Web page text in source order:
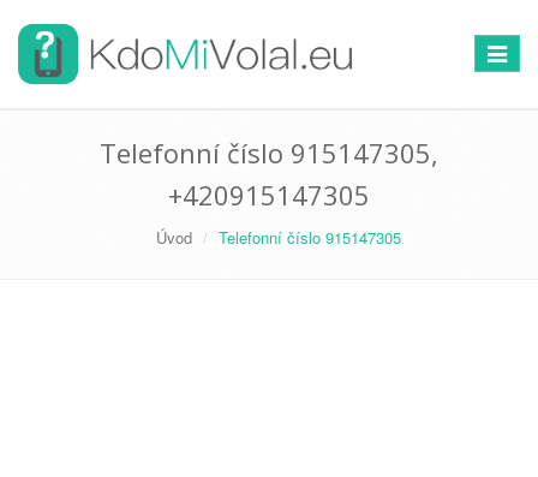
Telefonní číslo 915147305,
+420915147305
Úvod Telefonní číslo 915147305